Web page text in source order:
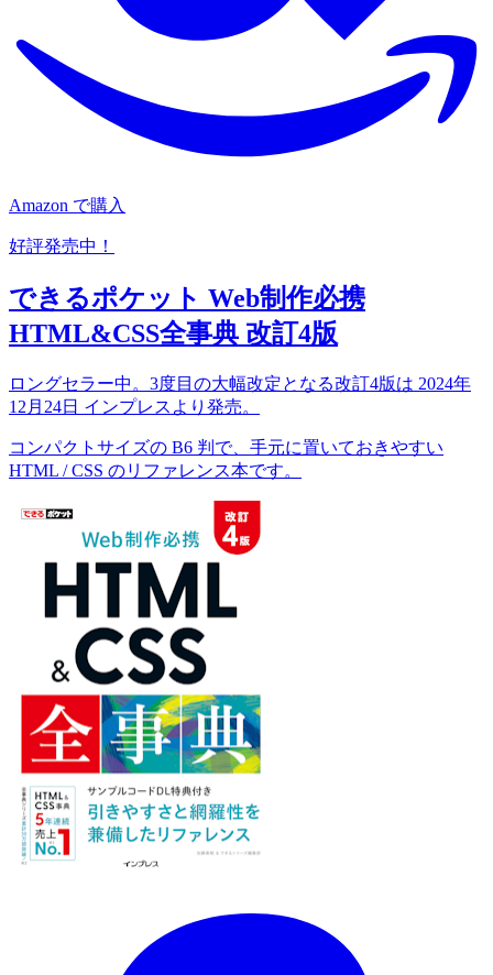
Amazon で購入
好評発売中！
できるポケット Web制作必携
HTML&CSS全事典 改訂4版
ロングセラー中。3度目の大幅改定となる改訂4版は 2024年
12月24日 インプレスより発売。
コンパクトサイズの B6 判で、手元に置いておきやすい
HTML / CSS のリファレンス本です。